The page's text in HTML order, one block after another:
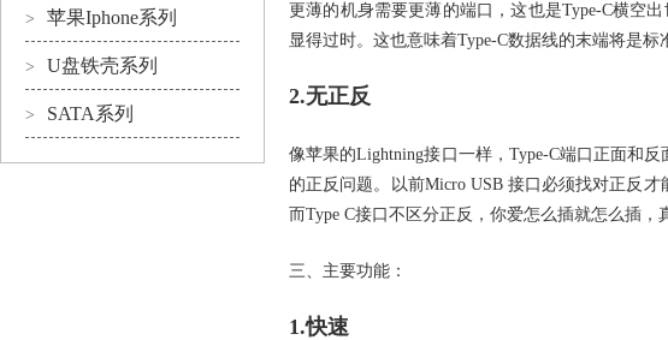
> 苹果Iphone系列
> U盘铁壳系列
> SATA系列
更薄的机身需要更薄的端口，这也是Type-C横空
显得过时。这也意味着Type-C数据线的末端将是标
2.无正反
像苹果的Lightning接口一样，Type-C端口正面和
的正反问题。以前Micro USB 接口必须找对正反
而Type C接口不区分正反，你爱怎么插就怎么插，
三、主要功能：
1.快速